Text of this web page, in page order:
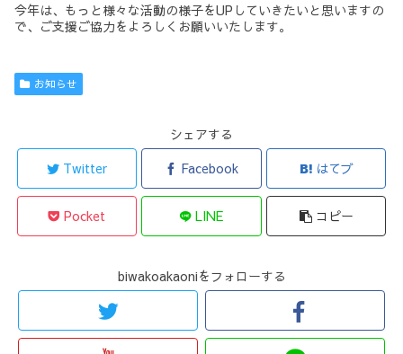
今年は、もっと様々な活動の様子をUPしていきたいと思いますの
で、ご支援ご協力をよろしくお願いいたします。
お知らせ
シェアする
Twitter
Facebook はてブ
Pocket LINE コピー
biwakoakaoniをフォローする